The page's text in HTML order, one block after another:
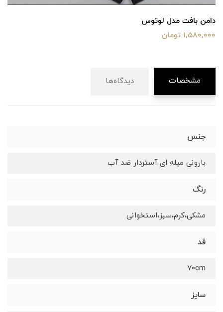
دامن بافت مدل لوتوس
1,580,000 تومان
مشخصات دیدگاه‌ها
جنس
بارونی میله ای آستردار ضد آب
رنگ
مشکی،کرم،سبز،استخوانی
قد
۷۰cm
سایز